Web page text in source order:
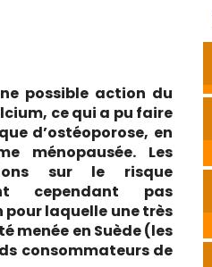
possible action du
ce qui a pu faire
d’ostéoporose, en
ménopausée. Les
sur le risque
cependant pas
pour laquelle une très
menée en Suède (les
consommateurs de